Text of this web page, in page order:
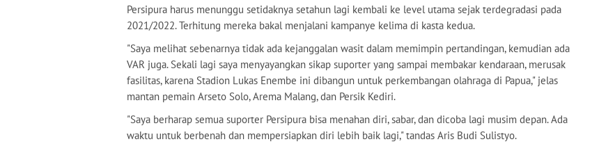
Persipura harus menunggu setidaknya setahun lagi kembali ke level utama sejak terdegradasi pada
2021/2022. Terhitung mereka bakal menjalani kampanye kelima di kasta kedua.
"Saya melihat sebenarnya tidak ada kejanggalan wasit dalam memimpin pertandingan, kemudian ada
VAR juga. Sekali lagi saya menyayangkan sikap suporter yang sampai membakar kendaraan, merusak
fasilitas, karena Stadion Lukas Enembe ini dibangun untuk perkembangan olahraga di Papua," jelas
mantan pemain Arseto Solo, Arema Malang, dan Persik Kediri.
"Saya berharap semua suporter Persipura bisa menahan diri, sabar, dan dicoba lagi musim depan. Ada
waktu untuk berbenah dan mempersiapkan diri lebih baik lagi," tandas Aris Budi Sulistyo.